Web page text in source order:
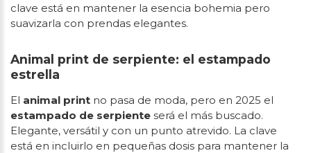
clave está en mantener la esencia bohemia pero
suavizarla con prendas elegantes.
Animal print de serpiente: el estampado
estrella
El animal print no pasa de moda, pero en 2025 el
estampado de serpiente será el más buscado.
Elegante, versátil y con un punto atrevido. La clave
está en incluirlo en pequeñas dosis para mantener la